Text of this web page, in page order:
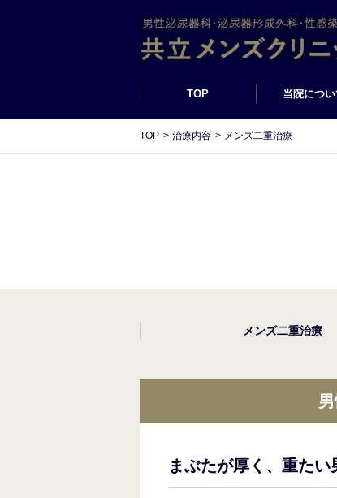
TOP 当院につい
TOP 治療内容 メンズ二重治療
メンズ二重治療
まぶたが厚く、重た